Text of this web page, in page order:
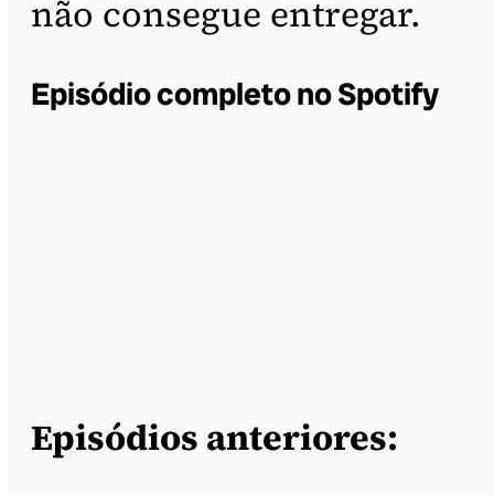
não consegue entregar.
Episódio completo no Spotify
Episódios anteriores: